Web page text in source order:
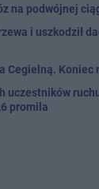
na podwójnej
i uszkodził
Cegielną. Koniec
uczestników
promila